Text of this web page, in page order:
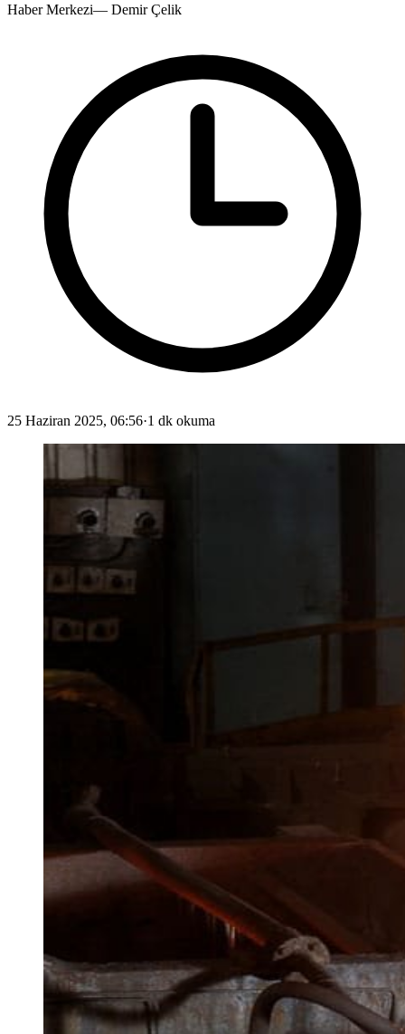
Haber Merkezi— Demir Çelik
25 Haziran 2025, 06:56·1 dk okuma